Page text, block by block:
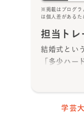
※掲載はプログラ
は個人差があるた
担当トレ
結婚式とい
「多少ハー
ーも乗り越
学芸